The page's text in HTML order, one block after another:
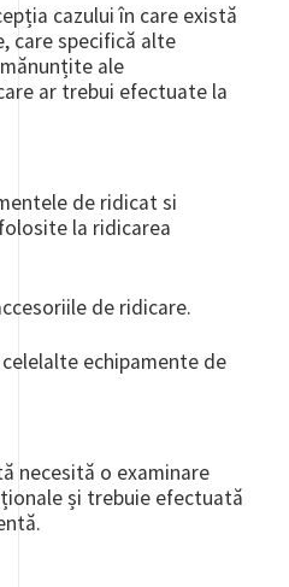
cazului în care există
care specifică alte
ale
ar trebui efectuate la
de ridicat si
la ridicarea
de ridicare.
echipamente de
necesită o examinare
și trebuie efectuată